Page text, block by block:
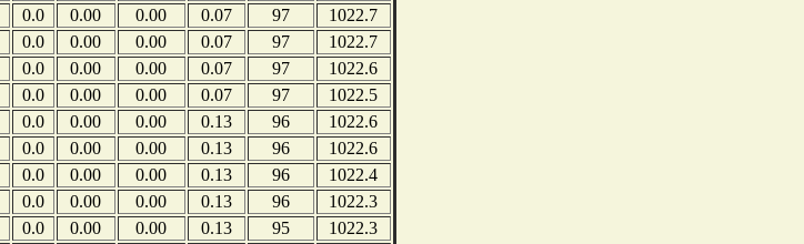
0.0 0.00 0.00 0.07 97
1022.7
0.0 0.00 0.00 0.07 97
1022.7
0.0 0.00 0.00 0.07 97
1022.6
0.0 0.00 0.00 0.07 97
1022.5
0.0 0.00 0.00 0.13 96
1022.6
0.0 0.00 0.00 0.13 96
1022.6
0.0 0.00 0.00 0.13 96
1022.4
0.0 0.00 0.00 0.13 96
1022.3
0.0 0.00 0.00 0.13 95
1022.3